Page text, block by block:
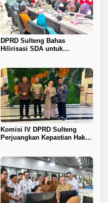
DPRD Sulteng Bahas
Hilirisasi SDA untuk
Komisi IV DPRD Sulteng
Perjuangkan Kepastian Hak